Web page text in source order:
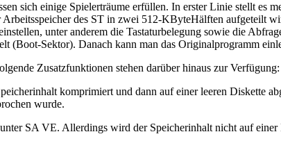
sich einige Spielerträume erfüllen. In erster Linie stellt es
des ST in zwei 512-KByteHälften aufgeteilt
unter anderem die Tastaturbelegung sowie die
(Boot-Sektor). Danach kann man das Originalprogramm
Zusatzfunktionen stehen darüber hinaus zur Verfügung:
komprimiert und dann auf einer leeren Diskette
wurde.
SA VE. Allerdings wird der Speicherinhalt nicht auf einer